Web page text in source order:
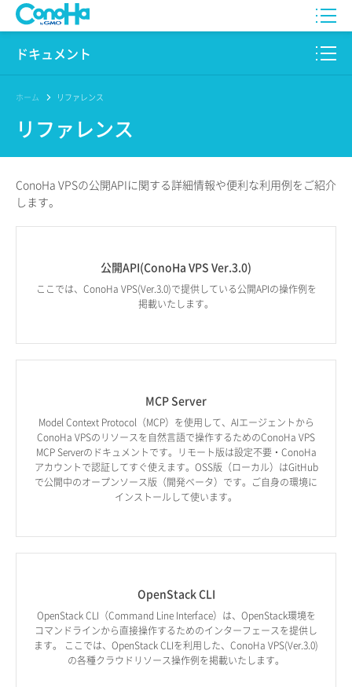
WING
for GAME
Pencil
ログイン
ドキュメント
このサイトについて
プロダクト
リリースノート
ホーム リファレンス
リファレンス
ConoHa VPSの公開APIに関する詳細情報や便利な利用例を ご紹介
します。
公開API(ConoHa VPS Ver.3.0)
ここでは、ConoHa VPS(Ver.3.0)で提供している公開APIの操作例を
掲載いたします。
MCP Server
Model Context Protocol（MCP）を使用して、AIエージェントから
ConoHa VPSのリソースを自然言語で操作するためのConoHa VPS
MCP Serverのドキュメントです。リモート版は設定不要・ConoHa
アカウントで認証してすぐ使えます。OSS版（ローカル）はGitHub
で公開中のオープンソース版（開発ベータ）です。ご自身の環境に
インストールして使います。
OpenStack CLI
OpenStack CLI（Command Line Interface）は、OpenStack環境を
コマンドラインから直接操作するためのインターフェースを提供し
ます。 ここでは、OpenStack CLIを利用した、ConoHa VPS(Ver.3.0)
の各種クラウドリソース操作例を掲載いたします。